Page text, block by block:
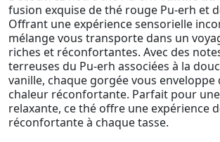
fusion exquise de thé rouge Pu-erh et
Offrant une expérience sensorielle
mélange vous transporte dans un
riches et réconfortantes. Avec des
terreuses du Pu-erh associées à la
vanille, chaque gorgée vous enveloppe
chaleur réconfortante. Parfait pour
relaxante, ce thé offre une expérience
réconfortante à chaque tasse.